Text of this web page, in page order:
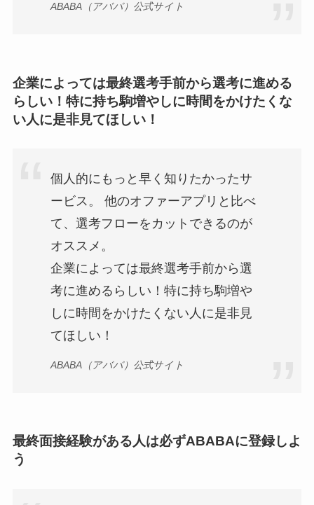
ABABA（アババ）公式サイト
企業によっては最終選考手前から選考に進める
らしい！特に持ち駒増やしに時間をかけたくな
い人に是非見てほしい！
個人的にもっと早く知りたかったサ
ービス。 他のオファーアプリと比べ
て、選考フローをカットできるのが
オススメ。
企業によっては最終選考手前から選
考に進めるらしい！特に持ち駒増や
しに時間をかけたくない人に是非見
てほしい！
ABABA（アババ）公式サイト
最終面接経験がある人は必ずABABAに登録しよ
う